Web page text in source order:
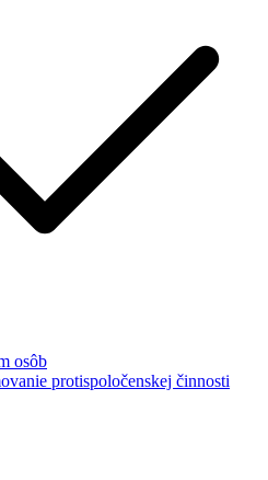
osôb
protispoločenskej činnosti